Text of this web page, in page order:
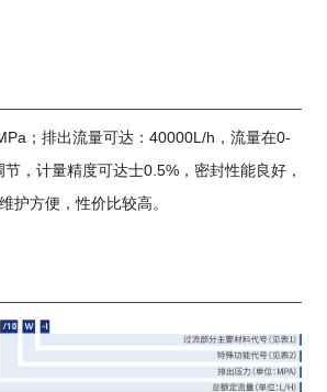
；排出流量可达：40000L/h，流量在0-
，计量精度可达士0.5%，密封性能良好，
护方便，性价比较高。